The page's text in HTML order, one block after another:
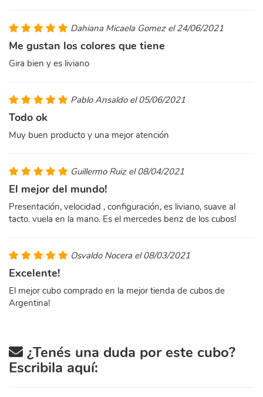
Dahiana Micaela Gomez el 24/06/2021
Me gustan los colores que tiene
Gira bien y es liviano
Pablo Ansaldo el 05/06/2021
Todo ok
Muy buen producto y una mejor atención
Guillermo Ruiz el 08/04/2021
El mejor del mundo!
Presentación, velocidad , configuración, es liviano, suave al
tacto. vuela en la mano. Es el mercedes benz de los cubos!
Osvaldo Nocera el 08/03/2021
Excelente!
El mejor cubo comprado en la mejor tienda de cubos de
Argentina!
¿Tenés una duda por este cubo?
Escribila aquí: